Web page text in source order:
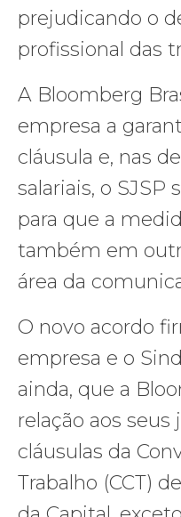
prejudicando o
profissional das
A Bloomberg
empresa a
cláusula e, nas
salariais, o SJSP
para que a
também em
área da
O novo acordo
empresa e o
ainda, que a
relação aos seus
cláusulas da
Trabalho (CCT)